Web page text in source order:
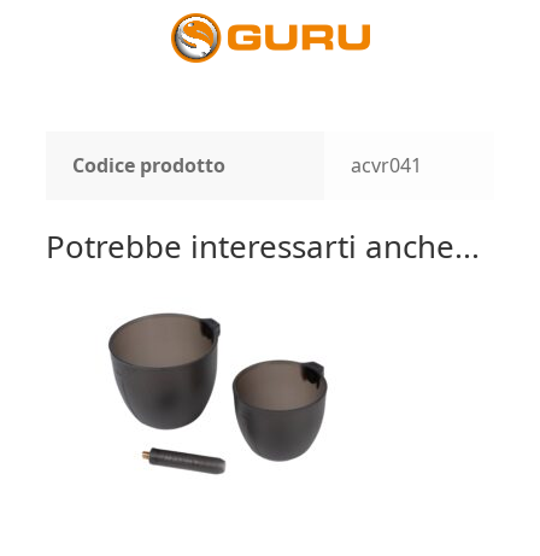
Codice prodotto acvr041
Potrebbe interessarti anche...